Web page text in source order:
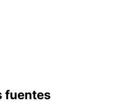
fuentes